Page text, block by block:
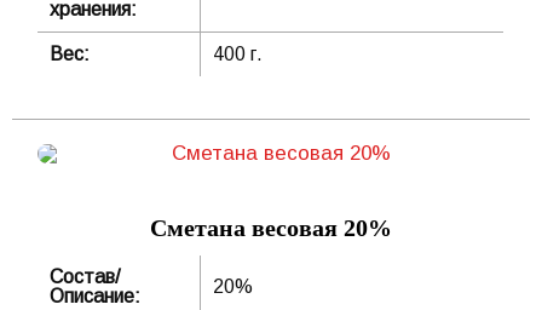
хранения:
Вес: 400 г.
Сметана весовая 20%
Состав/
Описание:
20%